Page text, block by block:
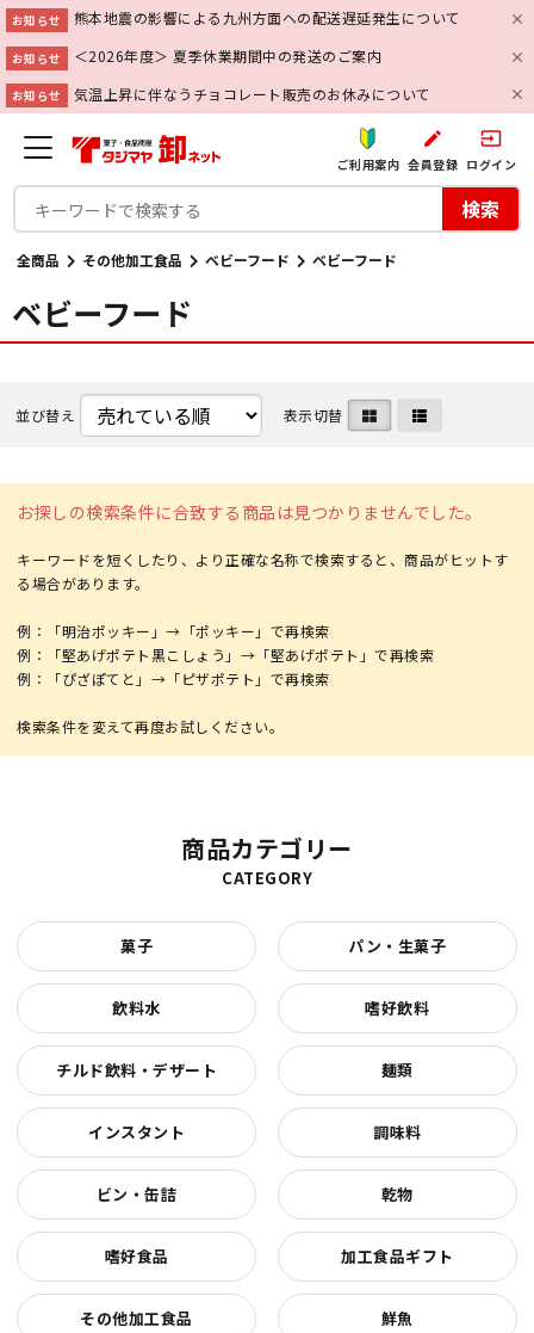
お知らせ 熊本地震の影響による九州方面への配送遅延発生について
お知らせ ＜2026年度＞ 夏季休業期間中の発送のご案内
お知らせ 気温上昇に伴なうチョコレート販売のお休みについて
ご利用案内
create
会員登録
input
ログイン
検索
全商品 その他加工食品 ベビーフード ベビーフード
ベビーフード
並び替え 表示切替
お探しの検索条件に合致する商品は見つかりませんでした。
キーワードを短くしたり、より正確な名称で検索すると、商品がヒットす
る場合があります。
例：「明治ポッキー」→「ポッキー」で再検索
例：「堅あげポテト黒こしょう」→「堅あげポテト」で再検索
例：「ぴざぽてと」→「ピザポテト」で再検索
商品カテゴリー
CATEGORY
菓子 パン・生菓子
飲料水 嗜好飲料
チルド飲料・デザート 麺類
インスタント 調味料
ビン・缶詰 乾物
嗜好食品 加工食品ギフト
その他加工食品 鮮魚